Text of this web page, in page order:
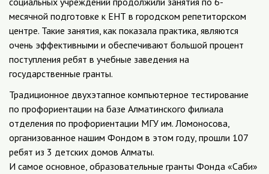
месячной подготовке к ЕНТ в городском репетиторском
центре. Такие занятия, как показала практика, являются
очень эффективными и обеспечивают большой процент
поступления ребят в учебные заведения на
государственные гранты.
Традиционное двухэтапное компьютерное тестирование
по профориентации на базе Алматинского филиала
отделения по профориентации МГУ им. Ломоносова,
организованное нашим Фондом в этом году, прошли 107
ребят из 3 детских домов Алматы.
И самое основное, образовательные гранты Фонда «Саби»